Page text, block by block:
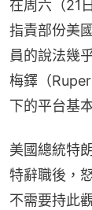
在周六（21
指責部份美
員的說法幾
梅鐸（
下的平台基
美國總統特
特辭職後，
不需要持此